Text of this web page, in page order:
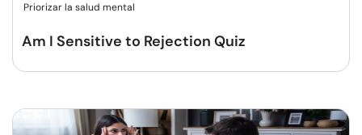
Priorizar la salud mental
Am I Sensitive to Rejection Quiz